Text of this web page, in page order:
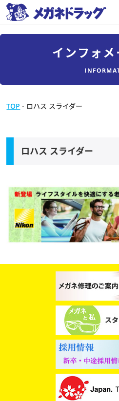
メガネドラッグについて
メディア協力
スタッフブログ
インフォ
TOP - ロハス スライダー
ロハス スライダー